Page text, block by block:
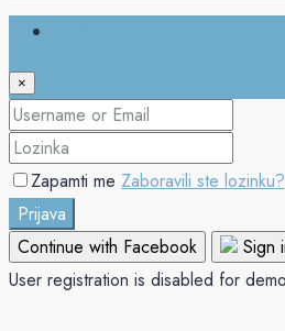
×
Zapamti me Zaboravili ste lozinku?
Prijava
Continue with Facebook
Sign
User registration is disabled for